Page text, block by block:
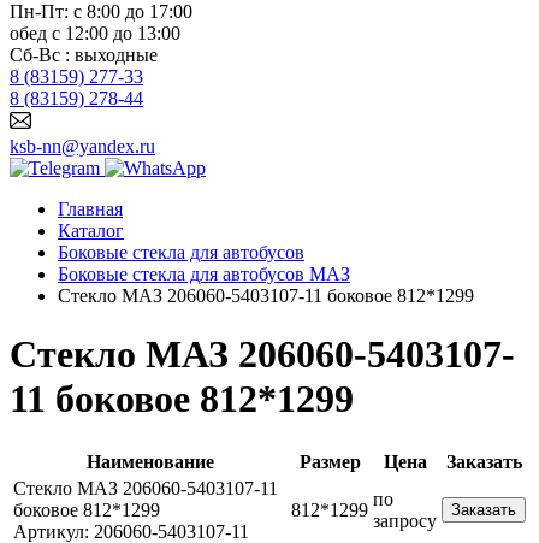
Пн-Пт: с 8:00 до 17:00
обед с 12:00 до 13:00
Сб-Вс : выходные
8 (83159) 277-33
8 (83159) 278-44
ksb-nn@yandex.ru
Главная
Каталог
Боковые стекла для автобусов
Боковые стекла для автобусов МАЗ
Стекло МАЗ 206060-5403107-11 боковое 812*1299
Стекло МАЗ 206060-5403107-
11 боковое 812*1299
Наименование Размер Цена
Заказать
Стекло МАЗ 206060-5403107-11
боковое 812*1299
Артикул: 206060-5403107-11
812*1299
по
запросу
Заказать